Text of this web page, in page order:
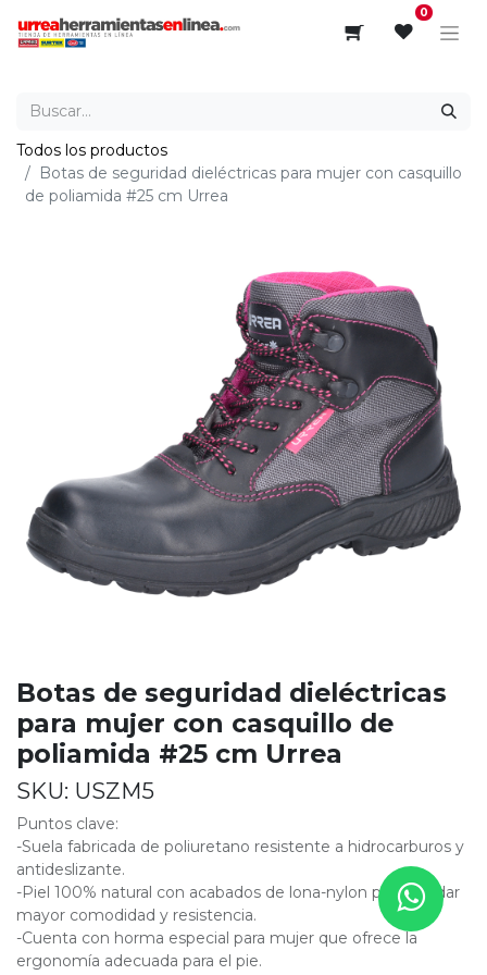
0
Todos los productos
Botas de seguridad dieléctricas para mujer con casquillo
de poliamida #25 cm Urrea
Botas de seguridad dieléctricas
para mujer con casquillo de
poliamida #25 cm Urrea
SKU: USZM5
Puntos clave:
-Suela fabricada de poliuretano resistente a hidrocarburos y
antideslizante.
-Piel 100% natural con acabados de lona-nylon para brindar
mayor comodidad y resistencia.
-Cuenta con horma especial para mujer que ofrece la
ergonomía adecuada para el pie.